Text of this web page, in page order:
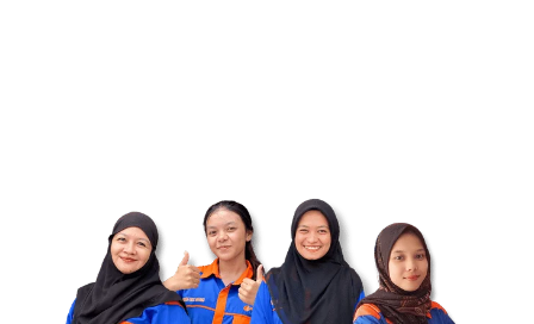
untuk Proyek Anda
Bintang Anugrah Pekanbaru siap memberikan harga
Terbaik untuk pembelian Seamless Steel Pipe. Segera